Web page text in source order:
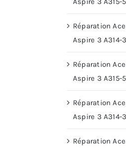
Réparation
Aspire 3 A314-
Réparation
Aspire 3 A315-
Réparation
Aspire 3 A314-
Réparation